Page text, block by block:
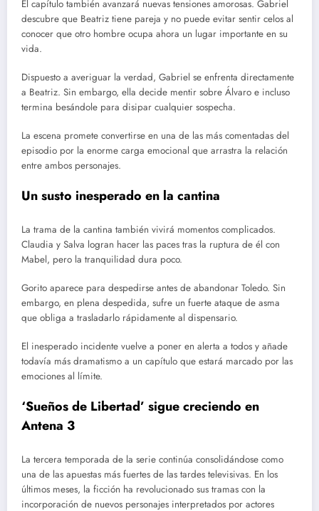
El capítulo también avanzará nuevas tensiones amorosas. Gabriel
descubre que Beatriz tiene pareja y no puede evitar sentir celos al
conocer que otro hombre ocupa ahora un lugar importante en su
vida.
Dispuesto a averiguar la verdad, Gabriel se enfrenta directamente
a Beatriz. Sin embargo, ella decide mentir sobre Álvaro e incluso
termina besándole para disipar cualquier sospecha.
La escena promete convertirse en una de las más comentadas del
episodio por la enorme carga emocional que arrastra la relación
entre ambos personajes.
Un susto inesperado en la cantina
La trama de la cantina también vivirá momentos complicados.
Claudia y Salva logran hacer las paces tras la ruptura de él con
Mabel, pero la tranquilidad dura poco.
Gorito aparece para despedirse antes de abandonar Toledo. Sin
embargo, en plena despedida, sufre un fuerte ataque de asma
que obliga a trasladarlo rápidamente al dispensario.
El inesperado incidente vuelve a poner en alerta a todos y añade
todavía más dramatismo a un capítulo que estará marcado por las
emociones al límite.
‘Sueños de Libertad’ sigue creciendo en
Antena 3
La tercera temporada de la serie continúa consolidándose como
una de las apuestas más fuertes de las tardes televisivas. En los
últimos meses, la ficción ha revolucionado sus tramas con la
incorporación de nuevos personajes interpretados por actores